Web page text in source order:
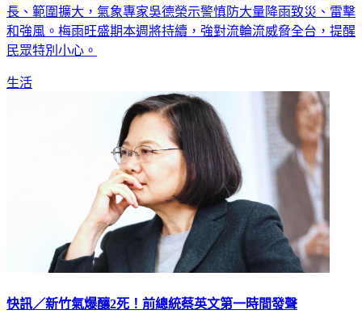
長、範圍擴大，氣象專家吳德榮示警慎防大量降雨致災、雷擊
和強風。梅雨旺盛期本週將持續，強對流輪流威脅全台，提醒
民眾特別小心。
生活
快訊／新竹氣爆釀2死！前總統蔡英文第一時間發聲